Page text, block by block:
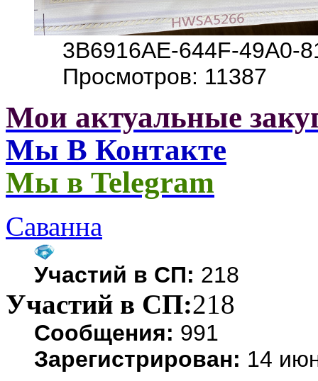
3B6916AE-644F-49A0-
Просмотров: 11387
Мои актуальные
Мы В Контакте
Мы в Telegram
Саванна
Участий в СП: 218
Участий в СП:218
Сообщения: 991
Зарегистрирован: 14